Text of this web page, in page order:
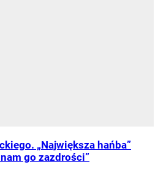
„Największa hańba”
nam go zazdrości”